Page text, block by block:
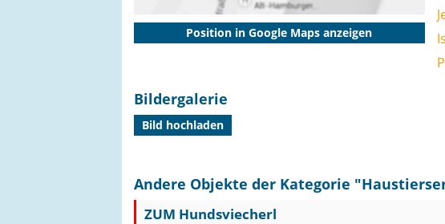
Position in Google Maps anzeigen
Bildergalerie
Bild hochladen
Andere Objekte der Kategorie "
ZUM Hundsviecherl